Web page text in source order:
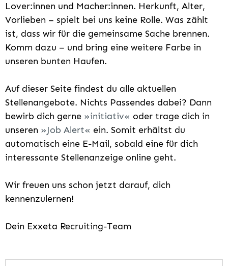
Lover:innen und Macher:innen. Herkunft, Alter,
Vorlieben – spielt bei uns keine Rolle. Was zählt
ist, dass wir für die gemeinsame Sache brennen.
Komm dazu – und bring eine weitere Farbe in
unseren bunten Haufen.
Auf dieser Seite findest du alle aktuellen
Stellenangebote. Nichts Passendes dabei? Dann
bewirb dich gerne
initiativ
oder trage dich in
unseren
Job Alert
ein. Somit erhältst du
automatisch eine E-Mail, sobald eine für dich
interessante Stellenanzeige online geht.
Wir freuen uns schon jetzt darauf, dich
kennenzulernen!
Dein Exxeta Recruiting-Team